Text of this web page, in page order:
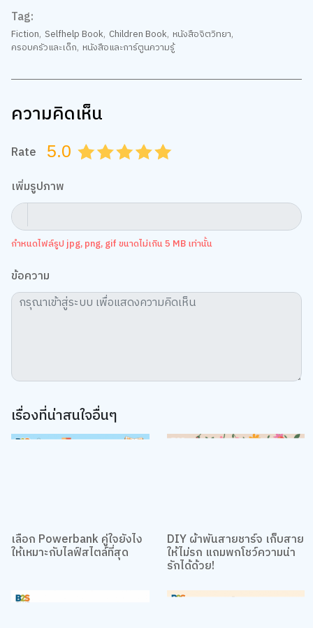
Tag:
Fiction, Selfhelp Book, Children Book, หนังสือจิตวิทยา,
ครอบครัวและเด็ก, หนังสือและการ์ตูนความรู้
ความคิดเห็น
Rate 5.0 4.5
4.0
3.5
3.0
2.5
2.0
1.5
1.0
0.5
เพิ่มรูปภาพ
กำหนดไฟล์รูป jpg, png, gif ขนาดไม่เกิน 5 MB เท่านั้น
ข้อความ
เรื่องที่น่าสนใจอื่นๆ
เลือก Powerbank คู่ใจยังไง DIY ผ้าพันสายชาร์จ เก็บสาย
รักได้ด้วย!
We use cookies to improve your experience and performance on our
website. You can manage your preferences by clicking "Change
Accept All